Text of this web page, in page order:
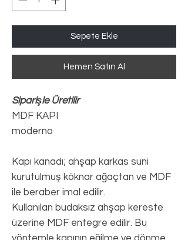
Sepete Ekle
Hemen Satın Al
Siparişle Üretilir
MDF KAPI
moderno
Kapı kanadı; ahşap karkas suni
kurutulmuş köknar ağaçtan ve MDF
ile beraber imal edilir.
Kullanılan budaksız ahşap kereste
üzerine MDF entegre edilir. Bu